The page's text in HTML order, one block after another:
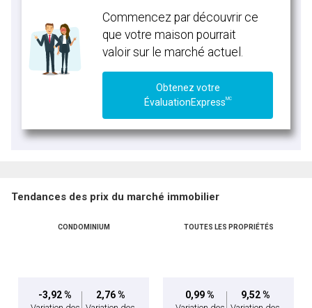
Commencez par découvrir ce
que votre maison pourrait
valoir sur le marché actuel.
Obtenez votre
ÉvaluationExpressMC
Tendances des prix du marché immobilier
CONDOMINIUM
-3,92 % 2,76 %
TOUTES LES PROPRIÉTÉS
0,99 % 9,52 %